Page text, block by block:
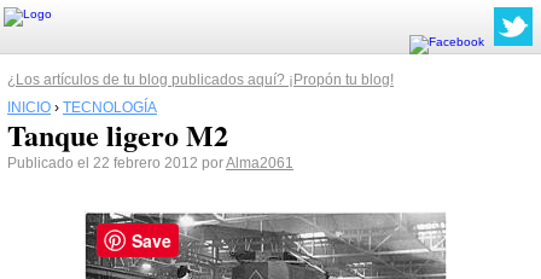
¿Los artículos de tu blog publicados aquí? ¡Propón tu blog!
INICIO › TECNOLOGÍA
Tanque ligero M2
Publicado el 22 febrero 2012 porAlma2061
Save